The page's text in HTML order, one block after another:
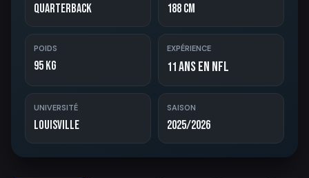
Quarterback 188 cm
POIDS
95 kg
EXPÉRIENCE
11ans en NFL
UNIVERSITÉ
Louisville
SAISON
2025/2026